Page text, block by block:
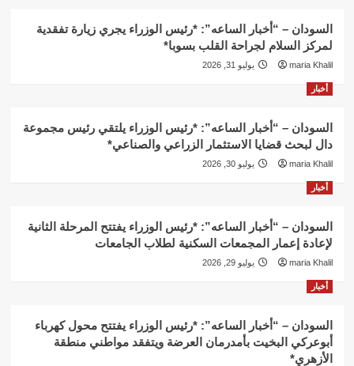
السودان – “أخبار الساعه”: *رئيس الوزراء يجري زيارة تفقدية
لمركز السلام لجراحة القلب بسوبا*
maria Khalil يوليو 31, 2026
أخبار
السودان – “أخبار الساعه”: *رئيس الوزراء يلتقي رئيس مجموعة
دال لبحث قضايا الاستثمار الزراعي والصناعي*
maria Khalil يوليو 30, 2026
أخبار
السودان – “أخبار الساعه”: *رئيس الوزراء يفتتح المرحلة الثانية
لإعادة إعمار المجمعات السكنية لطلاب الجامعات
maria Khalil يوليو 29, 2026
أخبار
السودان – “أخبار الساعه”: *رئيس الوزراء يفتتح محول كهرباء
أبوعركي البخيت بأمدرمان العرضة ويتفقد مواطني منطقة
الأزهري*